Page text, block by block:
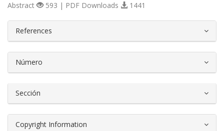
Abstract 593 | PDF Downloads 1441
References
Número
Sección
Copyright Information